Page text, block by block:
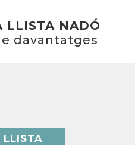
LLISTA NADÓ
davantatges
LLISTA